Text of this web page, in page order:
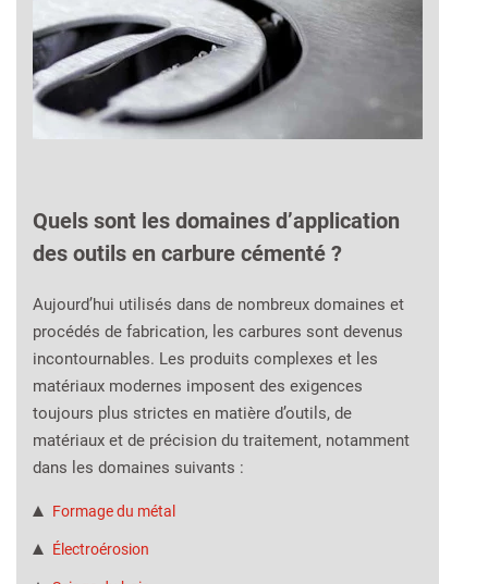
Quels sont les domaines d’application
des outils en carbure cémenté ?
Aujourd’hui utilisés dans de nombreux domaines et
procédés de fabrication, les carbures sont devenus
incontournables. Les produits complexes et les
matériaux modernes imposent des exigences
toujours plus strictes en matière d’outils, de
matériaux et de précision du traitement, notamment
dans les domaines suivants :
Formage du métal
Électroérosion